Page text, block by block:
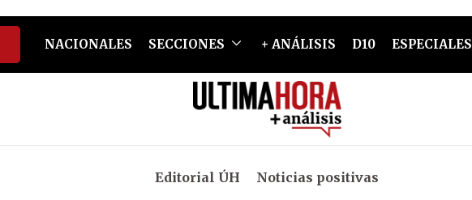
NACIONALES SECCIONES + ANÁLISIS D10 ESPECIALES
Editorial ÚH Noticias positivas